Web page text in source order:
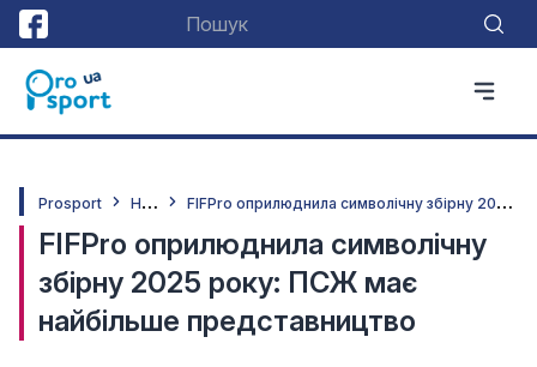
Prosport Н
овини F
IFPro оприлюднила символічну збірну 2025 року: ПСЖ має найбільше представництво
FIFPro оприлюднила символічну
збірну 2025 року: ПСЖ має
найбільше представництво